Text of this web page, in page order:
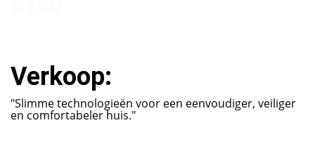
Verkoop:
"Slimme technologieën voor een eenvoudiger, veiliger
en comfortabeler huis."